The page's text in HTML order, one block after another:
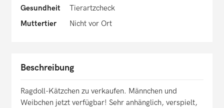
Gesundheit
Tierartzcheck
Muttertier
Nicht vor Ort
Beschreibung
Ragdoll-Kätzchen zu verkaufen. Männchen und
Weibchen jetzt verfügbar! Sehr anhänglich, verspielt,